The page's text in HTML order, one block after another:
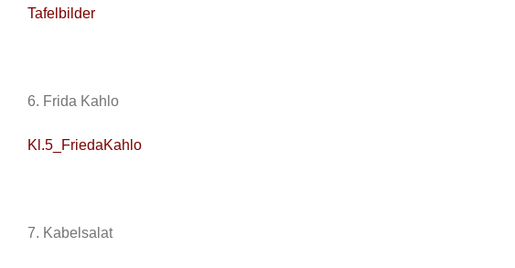
Tafelbilder
6. Frida Kahlo
Kl.5_FriedaKahlo
7. Kabelsalat